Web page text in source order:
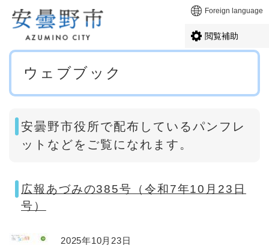
メニューを飛ばして本文へ Foreign language
閲覧補助
本
ウェブブック
安曇野市役所で配布しているパンフレ
ットなどをご覧になれます。
広報あづみの385号（令和7年10月23日
号）
2025年10月23日